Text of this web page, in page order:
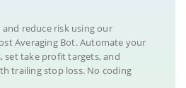
and reduce risk using our
Averaging Bot. Automate your
set take profit targets, and
trailing stop loss. No coding